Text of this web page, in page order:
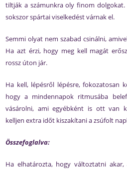
tiltják a számunkra oly finom dolgokat.
sokszor spártai viselkedést várnak el.
Semmi olyat nem szabad csinálni,
Ha azt érzi, hogy meg kell magát
rossz úton jár.
Ha kell, lépésről lépésre, fokozatosan
hogy a mindennapok ritmusába
vásárolni, ami egyébként is ott van
kelljen extra időt kiszakítani a zsúfolt
Összefoglalva:
Ha elhatározta, hogy változtatni akar,